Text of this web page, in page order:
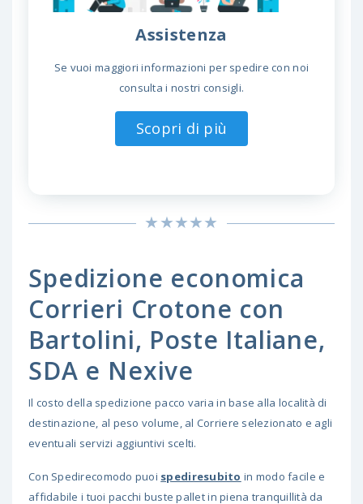
Assistenza
Se vuoi maggiori informazioni per spedire con noi
consulta i nostri consigli.
Scopri di più
Spedizione economica
Corrieri Crotone con
Bartolini, Poste Italiane,
SDA e Nexive
Il costo della spedizione pacco varia in base alla località di
destinazione, al peso volume, al Corriere selezionato e agli
eventuali servizi aggiuntivi scelti.
Con Spedirecomodo puoi spediresubito in modo facile e
affidabile i tuoi pacchi buste pallet in piena tranquillità da